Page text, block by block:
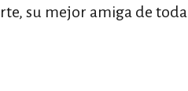
su mejor amiga de toda